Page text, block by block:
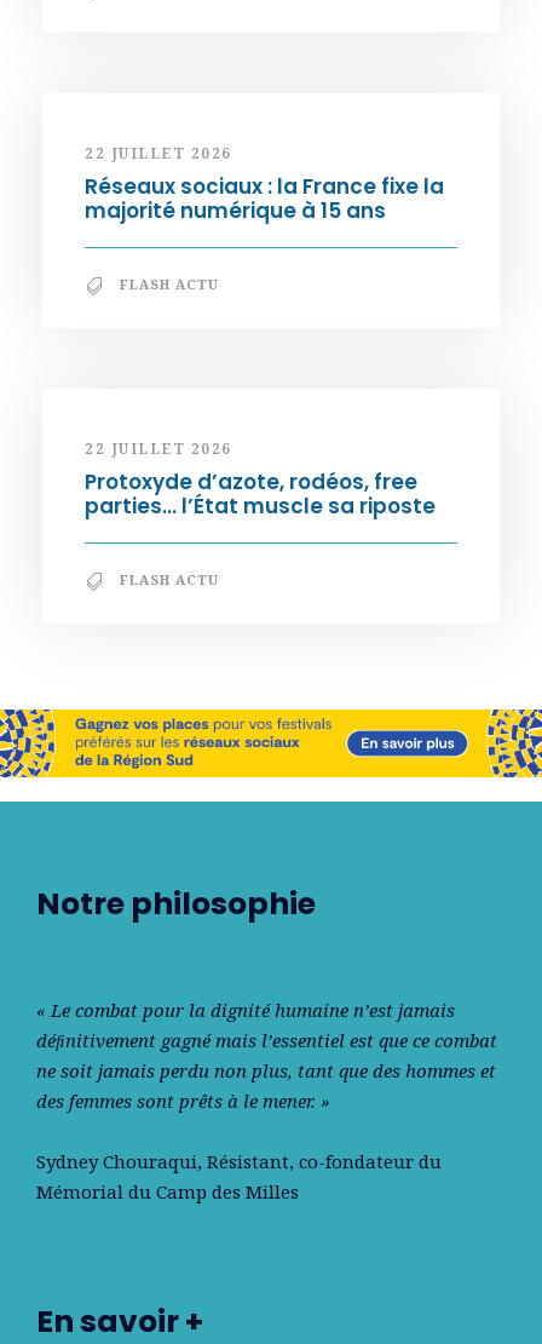
22 JUILLET 2026
Réseaux sociaux : la France fixe la
majorité numérique à 15 ans
FLASH ACTU
22 JUILLET 2026
Protoxyde d’azote, rodéos, free
parties… l’État muscle sa riposte
FLASH ACTU
Notre philosophie
« Le combat pour la dignité humaine n’est jamais
déﬁnitivement gagné mais l’essentiel est que ce combat
ne soit jamais perdu non plus, tant que des hommes et
des femmes sont prêts à le mener. »
Sydney Chouraqui, Résistant, co-fondateur du
Mémorial du Camp des Milles
En savoir +